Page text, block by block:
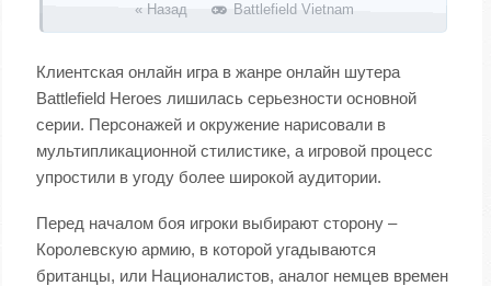
« Назад Battlefield Vietnam
Клиентская онлайн игра в жанре онлайн шутера
Battlefield Heroes лишилась серьезности основной
серии. Персонажей и окружение нарисовали в
мультипликационной стилистике, а игровой процесс
упростили в угоду более широкой аудитории.
Перед началом боя игроки выбирают сторону –
Королевскую армию, в которой угадываются
британцы, или Националистов, аналог немцев времен